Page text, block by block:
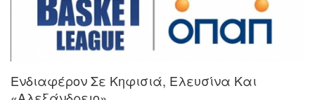
Ενδιαφέρον Σε Κηφισιά, Ελευσίνα Και